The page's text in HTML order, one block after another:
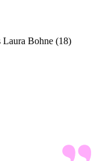
Laura Bohne (18)